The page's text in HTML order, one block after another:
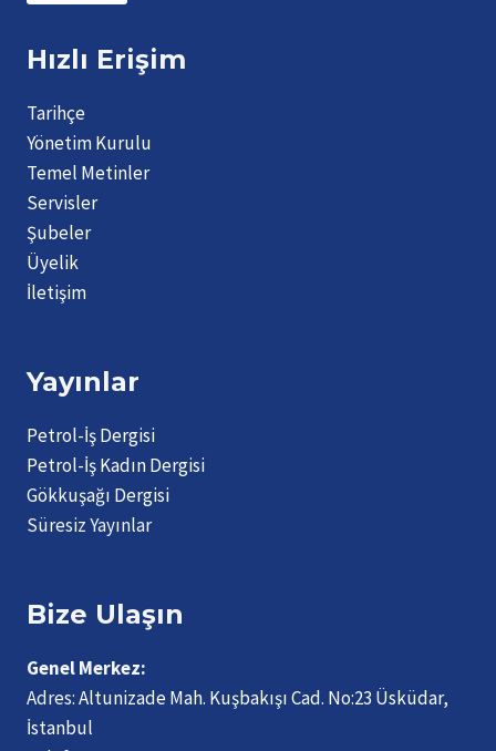
Hızlı Erişim
Tarihçe
Yönetim Kurulu
Temel Metinler
Servisler
Şubeler
Üyelik
İletişim
Yayınlar
Petrol-İş Dergisi
Petrol-İş Kadın Dergisi
Gökkuşağı Dergisi
Süresiz Yayınlar
Bize Ulaşın
Genel Merkez:
Adres:Altunizade Mah. Kuşbakışı Cad. No:23 Üsküdar,
İstanbul